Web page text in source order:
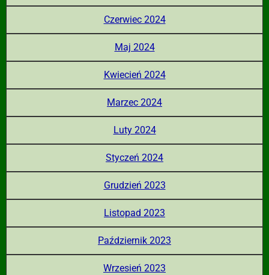
Czerwiec 2024
Maj 2024
Kwiecień 2024
Marzec 2024
Luty 2024
Styczeń 2024
Grudzień 2023
Listopad 2023
Październik 2023
Wrzesień 2023